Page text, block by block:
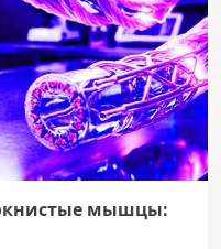
мышцы: